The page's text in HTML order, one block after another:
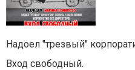
Надоел "трезвый"
Вход свободный.